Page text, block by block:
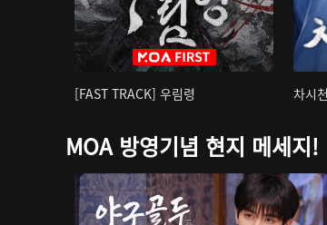
[FAST TRACK] 우림령 차시
MOA 방영기념 현지 메세지!